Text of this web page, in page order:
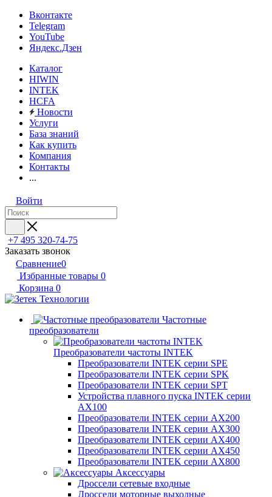
Вконтакте
Telegram
YouTube
Яндекс.Дзен
Каталог
HIWIN
INTEK
HCFA
Новости
Услуги
База знаний
Как купить
Компания
Контакты
...
Войти
+7 495 320-74-75
Заказать звонок
Сравнение0
Избранные товары 0
Корзина 0
Частотные
преобразователи
Преобразователи частоты INTEK
Преобразователи INTEK серии SPE
Преобразователи INTEK серии SPK
Преобразователи INTEK серии SPT
Устройства плавного пуска INTEK серии
AX100
Преобразователи INTEK серии AX200
Преобразователи INTEK серии AX300
Преобразователи INTEK серии AX400
Преобразователи INTEK серии AX450
Преобразователи INTEK серии AX800
Аксессуары
Дроссели сетевые входные
Дроссели моторные выходные